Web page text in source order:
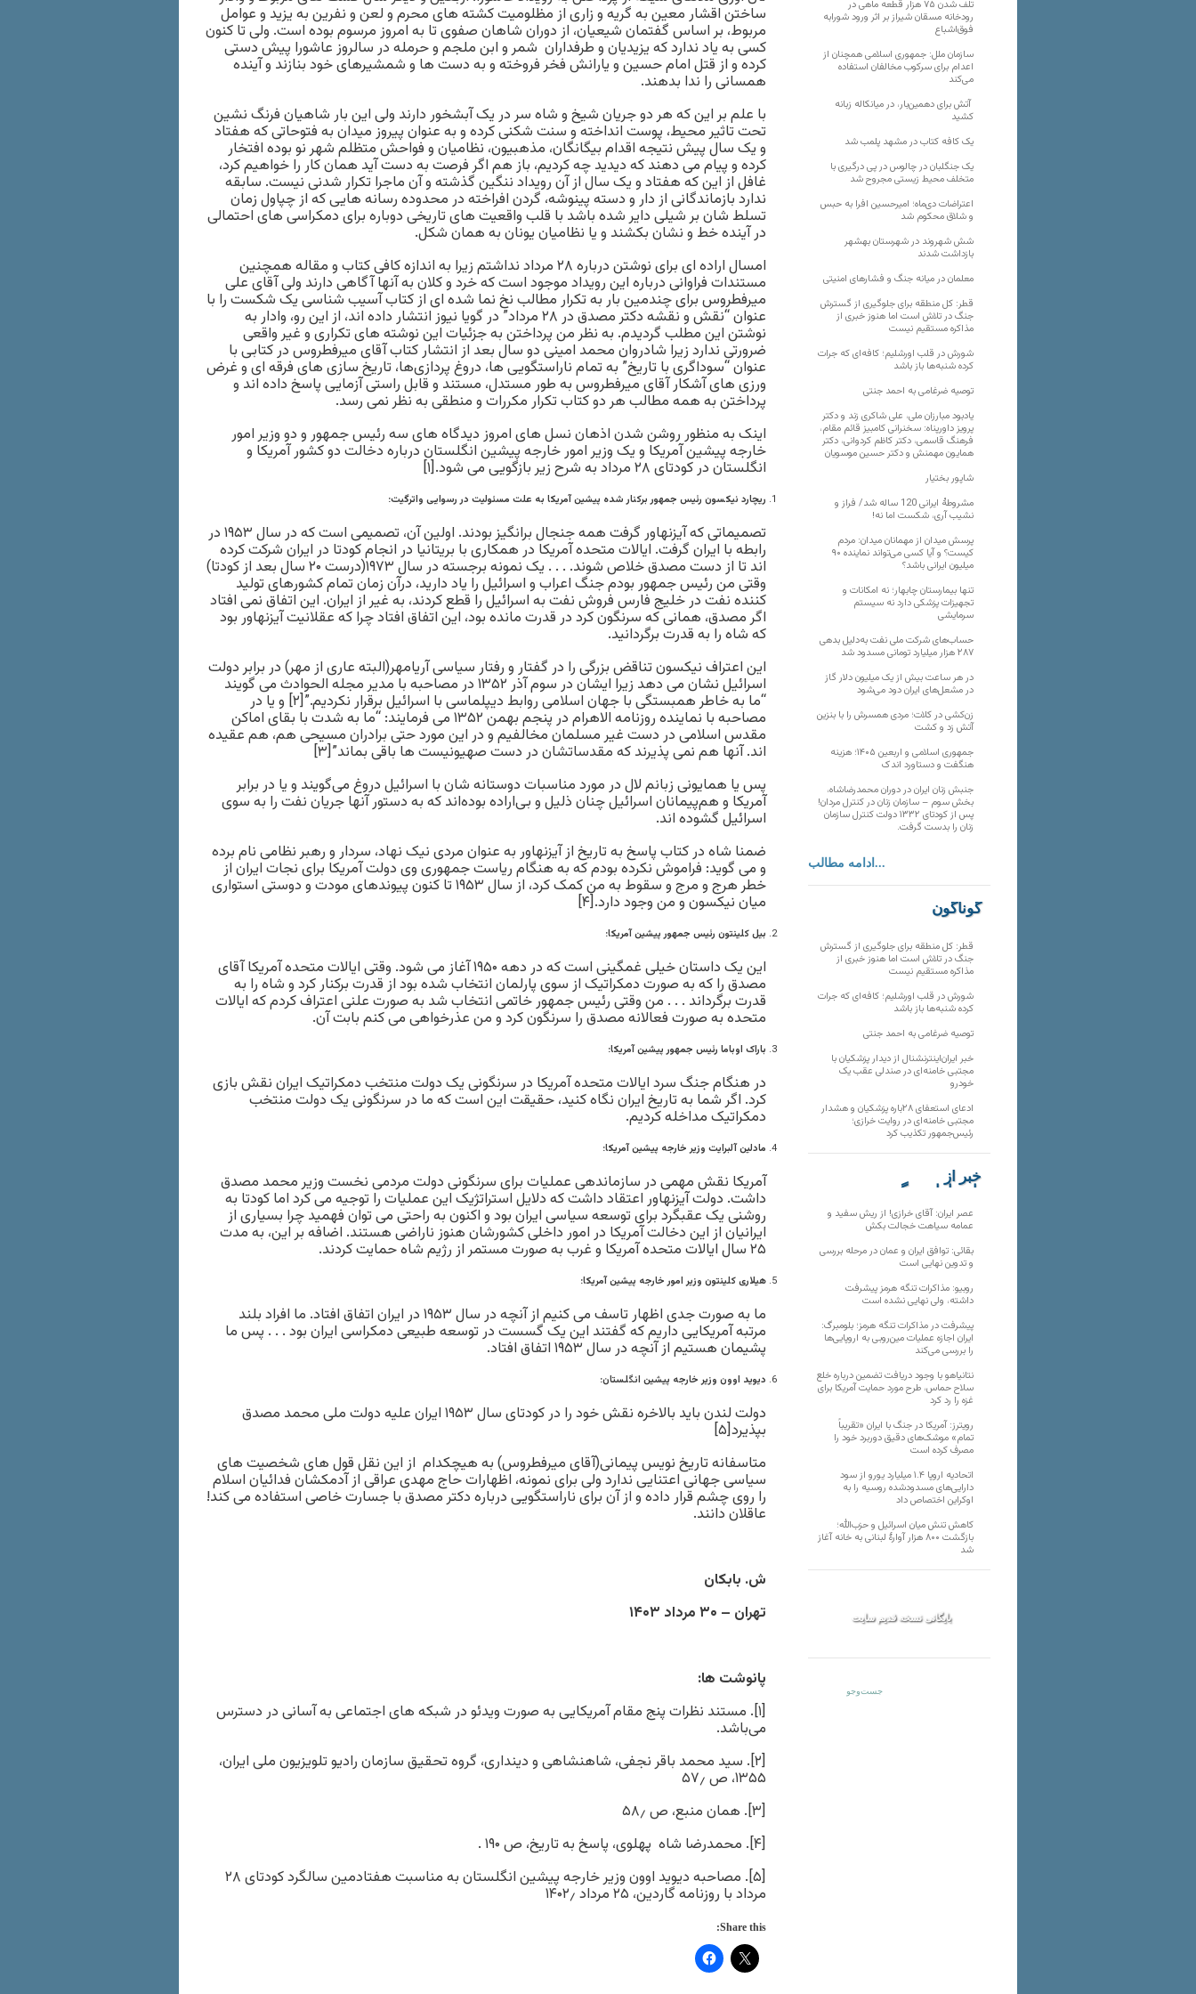
ساختن اقشار معین به گریه و زاری از مظلومیت کشته های محرم و لعن و نفرین به یزید و عوامل
مربوط، بر اساس گفتمان شیعیان، از دوران شاهان صفوی تا به امروز مرسوم بوده است. ولی تا کنون
کسی به یاد ندارد که یزیدیان و طرفداران شمر و ابن ملجم و حرمله در سالروز عاشورا پیش دستی
کرده و از قتل امام حسین و یارانش فخر فروخته و به دست ها و شمشیرهای خود بنازند و آینده
همسانی را ندا بدهند.
با علم بر این که هر دو جریان شیخ و شاه سر در یک آبشخور دارند ولی این بار شاهیان فرنگ نشین
تحت تاثیر محیط، پوست انداخته و سنت شکنی کرده و به عنوان پیروز میدان به فتوحاتی که هفتاد
و یک سال پیش نتیجه اقدام بیگانگان، مذهبیون، نظامیان و فواحش متظلم شهر نو بوده افتخار
کرده و پیام می دهند که دیدید چه کردیم، باز هم اگر فرصت به دست آید همان کار را خواهیم کرد،
غافل از این که هفتاد و یک سال از آن رویداد ننگین گذشته و آن ماجرا تکرار شدنی نیست. سابقه
ندارد بازماندگانی از دار و دسته پینوشه، گردن افراخته در محدوده رسانه هایی که از چپاول زمان
تسلط شان بر شیلی دایر شده باشد با قلب واقعیت های تاریخی دوباره برای دمکراسی های احتمالی
در آینده خط و نشان بکشند و یا نظامیان یونان به همان شکل.
امسال اراده ای برای نوشتن درباره ۲۸ مرداد نداشتم زیرا به اندازه کافی کتاب و مقاله همچنین
مستندات فراوانی درباره این رویداد موجود است که خرد و کلان به آنها آگاهی دارند ولی آقای علی
میرفطروس برای چندمین بار به تکرار مطالب نخ نما شده ای از کتاب آسیب شناسی یک شکست را با
عنوان “نقش و نقشه دکتر مصدق در ۲۸ مرداد” در گویا نیوز انتشار داده اند، از این رو، وادار به
نوشتن این مطلب گردیدم. به نظر من پرداختن به جزئیات این نوشته های تکراری و غیر واقعی
ضرورتی ندارد زیرا شادروان محمد امینی دو سال بعد از انتشار کتاب آقای میرفطروس در کتابی با
عنوان “سوداگری با تاریخ” به تمام ناراستگویی ها، دروغ پردازی‌ها، تاریخ سازی های فرقه ای و غرض
ورزی های آشکار آقای میرفطروس به طور مستدل، مستند و قابل راستی آزمایی پاسخ داده اند و
پرداختن به همه مطالب هر دو کتاب تکرار مکررات و منطقی به نظر نمی رسد.
اینک به منظور روشن شدن اذهان نسل های امروز دیدگاه های سه رئیس جمهور و دو وزیر امور
خارجه پیشین آمریکا و یک وزیر امور خارجه پیشین انگلستان درباره دخالت دو کشور آمریکا و
انگلستان در کودتای ۲۸ مرداد به شرح زیر بازگویی می شود.[۱]
ریچارد نیکسون رئیس جمهور برکنار شده پیشین آمریکا به علت مسئولیت در رسوایی واترگیت:
تصمیماتی که آیزنهاور گرفت همه جنجال برانگیز بودند. اولین آن، تصمیمی است که در سال ۱۹۵۳ در
رابطه با ایران گرفت. ایالات متحده آمریکا در همکاری با بریتانیا در انجام کودتا در ایران شرکت کرده
اند تا از دست مصدق خلاص شوند. . . . یک نمونه برجسته در سال ۱۹۷۳(درست ۲۰ سال بعد از کودتا)
وقتی من رئیس جمهور بودم جنگ اعراب و اسرائیل را یاد دارید، درآن زمان تمام کشورهای تولید
کننده نفت در خلیج فارس فروش نفت به اسرائیل را قطع کردند، به غیر از ایران. این اتفاق نمی افتاد
اگر مصدق، همانی که سرنگون کرد در قدرت مانده بود، این اتفاق افتاد چرا که عقلانیت آیزنهاور بود
که شاه را به قدرت برگردانید.
این اعتراف نیکسون تناقض بزرگی را در گفتار و رفتار سیاسی آریامهر(البته عاری از مهر) در برابر دولت
اسرائیل نشان می دهد زیرا ایشان در سوم آذر ۱۳۵۲ در مصاحبه با مدیر مجله الحوادث می گویند
“ما به خاطر همبستگی با جهان اسلامی روابط دیپلماسی با اسرائیل برقرار نکردیم.”[۲] و یا در
مصاحبه با نماینده روزنامه الاهرام در پنجم بهمن ۱۳۵۲ می فرمایند: “ما به شدت با بقای اماکن
مقدس اسلامی در دست غیر مسلمان مخالفیم و در این مورد حتی برادران مسیحی هم، هم عقیده
اند. آنها هم نمی پذیرند که مقدساتشان در دست صهیونیست ها باقی بماند”[۳]
پس یا همایونی زبانم لال در مورد مناسبات دوستانه شان با اسرائیل دروغ می‌گویند و یا در برابر
آمریکا و هم‌پیمانان اسرائیل چنان ذلیل و بی‌اراده بوده‌اند که به دستور آنها جریان نفت را به سوی
اسرائیل گشوده اند.
ضمنا شاه در کتاب پاسخ به تاریخ از آیزنهاور به عنوان مردی نیک نهاد، سردار و رهبر نظامی نام برده
و می گوید: فراموش نکرده بودم که به هنگام ریاست جمهوری وی دولت آمریکا برای نجات ایران از
خطر هرج و مرج و سقوط به من کمک کرد، از سال ۱۹۵۳ تا کنون پیوندهای مودت و دوستی استواری
میان نیکسون و من وجود دارد.[۴]
بیل کلینتون رئیس جمهور پیشین آمریکا:
این یک داستان خیلی غمگینی است که در دهه ۱۹۵۰ آغاز می شود. وقتی ایالات متحده آمریکا آقای
مصدق را که به صورت دمکراتیک از سوی پارلمان انتخاب شده بود از قدرت برکنار کرد و شاه را به
قدرت برگرداند . . . من وقتی رئیس جمهور خاتمی انتخاب شد به صورت علنی اعتراف کردم که ایالات
متحده به صورت فعالانه مصدق را سرنگون کرد و من عذرخواهی می کنم بابت آن.
باراک اوباما رئیس جمهور پیشین آمریکا:
در هنگام جنگ سرد ایالات متحده آمریکا در سرنگونی یک دولت منتخب دمکراتیک ایران نقش بازی
کرد. اگر شما به تاریخ ایران نگاه کنید، حقیقت این است که ما در سرنگونی یک دولت منتخب
دمکراتیک مداخله کردیم.
مادلین آلبرایت وزیر خارجه پیشین آمریکا:
آمریکا نقش مهمی در سازماندهی عملیات برای سرنگونی دولت مردمی نخست وزیر محمد مصدق
داشت. دولت آیزنهاور اعتقاد داشت که دلایل استراتژیک این عملیات را توجیه می کرد اما کودتا به
روشنی یک عقبگرد برای توسعه سیاسی ایران بود و اکنون به راحتی می توان فهمید چرا بسیاری از
ایرانیان از این دخالت آمریکا در امور داخلی کشورشان هنوز ناراضی هستند. اضافه بر این، به مدت
۲۵ سال ایالات متحده آمریکا و غرب به صورت مستمر از رژیم شاه حمایت کردند.
هیلاری کلینتون وزیر امور خارجه پیشین آمریکا:
ما به صورت جدی اظهار تاسف می کنیم از آنچه در سال ۱۹۵۳ در ایران اتفاق افتاد. ما افراد بلند
مرتبه آمریکایی داریم که گفتند این یک گسست در توسعه طبیعی دمکراسی ایران بود . . . پس ما
پشیمان هستیم از آنچه در سال ۱۹۵۳ اتفاق افتاد.
دیوید اوون وزیر خارجه پیشین انگلستان:
دولت لندن باید بالاخره نقش خود را در کودتای سال ۱۹۵۳ ایران علیه دولت ملی محمد مصدق
بپذیرد[۵]
متاسفانه تاریخ نویس پیمانی(آقای میرفطروس) به هیچکدام از این نقل قول های شخصیت های
سیاسی جهانی اعتنایی ندارد ولی برای نمونه، اظهارات حاج مهدی عراقی از آدمکشان فدائیان اسلام
را روی چشم قرار داده و از آن برای ناراستگویی درباره دکتر مصدق با جسارت خاصی استفاده می کند!
عاقلان دانند.
ش. بابکان
تهران – ۳۰ مرداد ۱۴۰۳
پانوشت ها:
[۱]. مستند نظرات پنج مقام آمریکایی به صورت ویدئو در شبکه‌ های اجتماعی به آسانی در دسترس
می‌باشد.
[۲]. سید محمد باقر نجفی، شاهنشاهی و دینداری، گروه تحقیق سازمان رادیو تلویزیون ملی ایران،
۱۳۵۵، ص ۵۷٫
[۳]. همان منبع، ص ۵۸٫
[۴]. محمدرضا شاه پهلوی، پاسخ به تاریخ، ص ۱۹۰ .
[۵]. مصاحبه دیوید اوون وزیر خارجه پیشین انگلستان به مناسبت هفتادمین سالگرد کودتای ۲۸
مرداد با روزنامه گاردین، ۲۵ مرداد ۱۴۰۲٫
Share this:
تلف شدن ۷۵ هزار قطعه ماهی در
رودخانه مسقان شیراز بر اثر ورود شورابه
فوق‌اشباع
سازمان ملل: جمهوری اسلامی همچنان از
اعدام برای سرکوب مخالفان استفاده
می‌کند
آتش برای دهمین‌بار، در میانکاله زبانه
کشید
یک کافه کتاب در مشهد پلمب شد
یک جنگلبان در چالوس در پی درگیری با
متخلف محیط زیستی مجروح شد
اعتراضات دی‌ماه؛ امیرحسین افرا به حبس
و شلاق محکوم شد
شش شهروند در شهرستان بهشهر
بازداشت شدند
معلمان در میانه جنگ و فشارهای امنیتی
قطر: کل منطقه برای جلوگیری از گسترش
جنگ در تلاش است اما هنوز خبری از
مذاکره مستقیم نیست
شورش در قلب اورشلیم؛ کافه‌ای که جرات
کرده شنبه‌ها باز باشد
توصیه ضرغامی به احمد جنتی
یادبود مبارزان ملی، علی شاکری زند و دکتر
پرویز داورپناه: سخنرانی کامبیز قائم مقام،
فرهنگ قاسمی، دکتر کاظم کردوانی، دکتر
همایون مهمنش و دکتر حسین موسویان
شاپور بختیار
مشروطۀ ایرانی 120 ساله شد/ فراز و
نشیب آری، شکست اما نه!
پرسش میدان از مهمانان میدان: مردم
کیست؟ و آیا کسی می‌تواند نماینده ۹۰
میلیون ایرانی باشد؟
تنها بیمارستان چابهار؛ نه امکانات و
تجهیزات پزشکی دارد نه سیستم
سرمایشی
حساب‌های شرکت ملی نفت به‌دلیل بدهی
۲۸۷ هزار میلیارد تومانی مسدود شد
در هر ساعت بیش از یک میلیون دلار گاز
در مشعل‌های ایران دود می‌شود
زن‌کشی در کلات؛ مردی همسرش را با بنزین
آتش زد و کشت
جمهوری اسلامی و اربعین ۱۴۰۵؛ هزینه
هنگفت و دستاورد اندک
جنبش زنان ایران در دوران محمدرضاشاه،
بخش سوم – سازمان زنان در کنترل مردان!
پس از کودتای ۱۳۳۲ دولت کنترل سازمان
زنان را بدست گرفت.
ادامه مطالب...
گوناگون
قطر: کل منطقه برای جلوگیری از گسترش
جنگ در تلاش است اما هنوز خبری از
مذاکره مستقیم نیست
شورش در قلب اورشلیم؛ کافه‌ای که جرات
کرده شنبه‌ها باز باشد
توصیه ضرغامی به احمد جنتی
خبر ایران‌اینترنشنال از دیدار پزشکیان با
مجتبی خامنه‌ای در صندلی عقب یک
خودرو
ادعای استعفای ۲۸باره پزشکیان و هشدار
مجتبی خامنه‌ای در روایت خرازی؛
رئیس‌جمهور تکذیب کرد
خبر از
تارنماهای دیگر
عصر ایران: آقای خرازی! از ریش سفید و
عمامه سیاهت خجالت بکش
بقائی: توافق ایران و عمان در مرحله بررسی
و تدوین نهایی است
روبیو: مذاکرات تنگه هرمز پیشرفت
داشته، ولی نهایی نشده است
پیشرفت در مذاکرات تنگه هرمز؛ بلومبرگ:
ایران اجازه عملیات مین‌روبی به اروپایی‌ها
را بررسی می‌کند
نتانیاهو با وجود دریافت تضمین درباره خلع
سلاح حماس، طرح مورد حمایت آمریکا برای
غزه را رد کرد
رویترز: آمریکا در جنگ با ایران «تقریباً
تمام» موشک‌های دقیق دوربرد خود را
مصرف کرده است
اتحادیه اروپا ۱.۴ میلیارد یورو از سود
دارایی‌های مسدودشده روسیه را به
اوکراین ‏اختصاص داد
کاهش تنش میان اسرائیل و حزب‌الله؛
بازگشت ۸۰۰ هزار آوارۀ لبنانی به خانه‌ آغاز
شد
بایگانی نسخه قدیم سایت